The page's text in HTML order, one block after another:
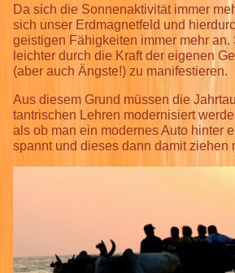
Da sich die Sonnenaktivität immer
sich unser Erdmagnetfeld und
geistigen Fähigkeiten immer mehr an.
leichter durch die Kraft der eigenen
(aber auch Ängste!) zu manifestieren.
Aus diesem Grund müssen die
tantrischen Lehren modernisiert
als ob man ein modernes Auto hinter
spannt und dieses dann damit ziehen